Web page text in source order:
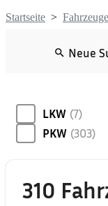
Startseite > Fahrzeuge
Neue
LKW (7)
PKW (303)
310